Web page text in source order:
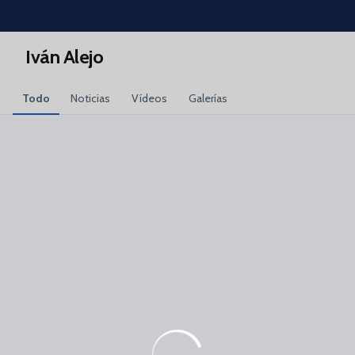
Skip to main content
Iván Alejo
Todo Noticias Vídeos Galerías